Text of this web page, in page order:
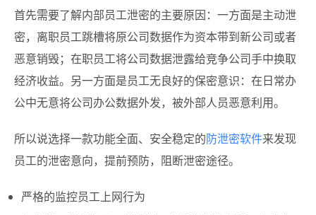
首先需要了解内部员工泄密的主要原因：一方面是主动泄
密，离职员工跳槽将原公司数据作为资本带到新公司或者
恶意销毁；在职员工将公司数据泄露给竞争公司手中换取
经济收益。另一方面是员工无良好的保密意识：在日常办
公中无意将公司办公数据外发，被外部人员恶意利用。
所以说选择一款功能全面、安全稳定的防泄密软件来发现
员工的泄密意向，提前预防，阻断泄密途径。
严格的监控员工上网行为